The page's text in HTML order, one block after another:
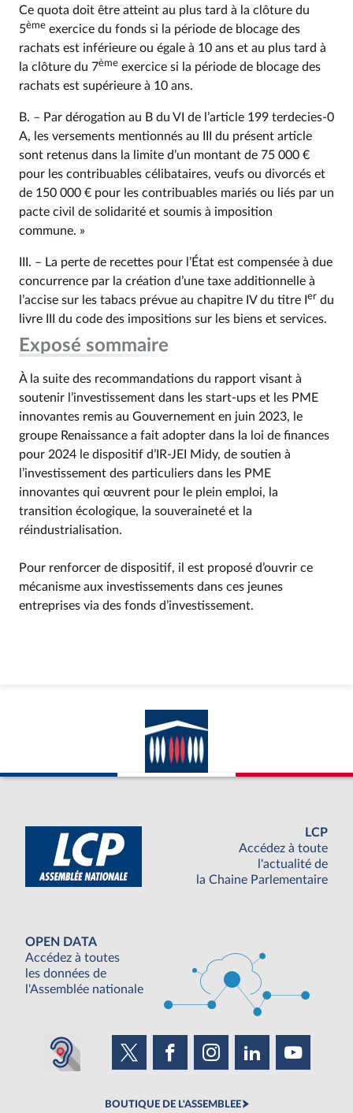
Ce quota doit être atteint au plus tard à la clôture du
5ème exercice du fonds si la période de blocage des
rachats est inférieure ou égale à 10 ans et au plus tard à
la clôture du 7ème exercice si la période de blocage des
rachats est supérieure à 10 ans.
B. – Par dérogation au B du VI de l’article 199 terdecies-0
A, les versements mentionnés au III du présent article
sont retenus dans la limite d’un montant de 75 000 €
pour les contribuables célibataires, veufs ou divorcés et
de 150 000 € pour les contribuables mariés ou liés par un
pacte civil de solidarité et soumis à imposition
commune. »
III. – La perte de recettes pour l’État est compensée à due
concurrence par la création d’une taxe additionnelle à
l’accise sur les tabacs prévue au chapitre IV du titre I er du
livre III du code des impositions sur les biens et services.
Exposé sommaire
À la suite des recommandations du rapport visant à
soutenir l’investissement dans les start-ups et les PME
innovantes remis au Gouvernement en juin 2023, le
groupe Renaissance a fait adopter dans la loi de finances
pour 2024 le dispositif d’IR-JEI Midy, de soutien à
l’investissement des particuliers dans les PME
innovantes qui œuvrent pour le plein emploi, la
transition écologique, la souveraineté et la
réindustrialisation.
Pour renforcer de dispositif, il est proposé d’ouvrir ce
mécanisme aux investissements dans ces jeunes
entreprises via des fonds d’investissement.
LCP
Accédez à toute
l'actualité de
la Chaine Parlementaire
OPEN DATA
Accédez à toutes
les données de
l'Assemblée nationale
BOUTIQUE DE L'ASSEMBLEE